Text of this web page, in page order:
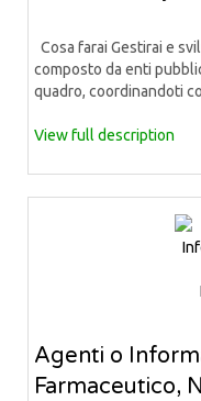
Cosa farai Gestirai e
composto da enti
quadro, coordinandoti
View full description
Agenti o
Farmaceutico,